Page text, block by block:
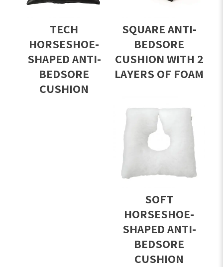
SQUARE ANTI-
BEDSORE
CUSHION WITH 2
LAYERS OF FOAM
TECH
HORSESHOE-
SHAPED ANTI-
BEDSORE
CUSHION
SOFT
HORSESHOE-
SHAPED ANTI-
BEDSORE
CUSHION